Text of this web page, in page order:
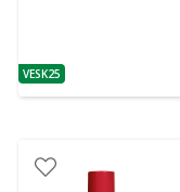
patarimas
VESK25